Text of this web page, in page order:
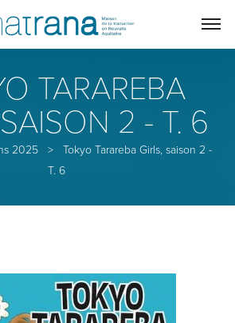
TARAREBA
2 - T. 6
2025 >
Tokyo Tarareba Girls, saison 2 -
T. 6